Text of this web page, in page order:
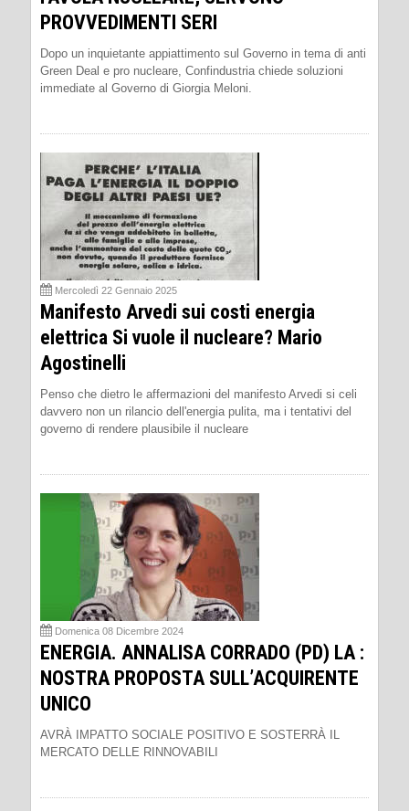
PROVVEDIMENTI SERI
Dopo un inquietante appiattimento sul Governo in tema di anti
Green Deal e pro nucleare, Confindustria chiede soluzioni
immediate al Governo di Giorgia Meloni.
Mercoledì 22 Gennaio 2025
Manifesto Arvedi sui costi energia
elettrica Si vuole il nucleare? Mario
Agostinelli
Penso che dietro le affermazioni del manifesto Arvedi si celi
davvero non un rilancio dell'energia pulita, ma i tentativi del
governo di rendere plausibile il nucleare
Domenica 08 Dicembre 2024
ENERGIA. ANNALISA CORRADO (PD) LA :
NOSTRA PROPOSTA SULL’ACQUIRENTE
UNICO
AVRÀ IMPATTO SOCIALE POSITIVO E SOSTERRÀ IL
MERCATO DELLE RINNOVABILI